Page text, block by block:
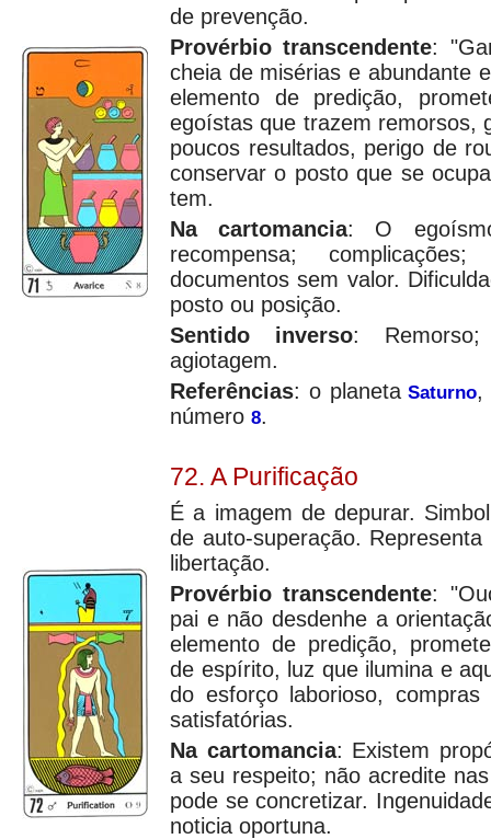
de prevenção.
Provérbio transcendente:
cheia de misérias e abundante
elemento de predição,
egoístas que trazem remorsos,
poucos resultados, perigo de
conservar o posto que se
tem.
Na cartomancia: O
recompensa;
documentos sem valor.
posto ou posição.
Sentido inverso:
agiotagem.
Referências: o planetaSaturno,
número 8.
72. A Purificação
É a imagem de depurar.
de auto-superação.
libertação.
Provérbio transcendente:
pai e não desdenhe a
elemento de predição,
de espírito, luz que ilumina e
do esforço laborioso, compras
satisfatórias.
Na cartomancia: Existem
a seu respeito; não acredite
pode se concretizar.
noticia oportuna.